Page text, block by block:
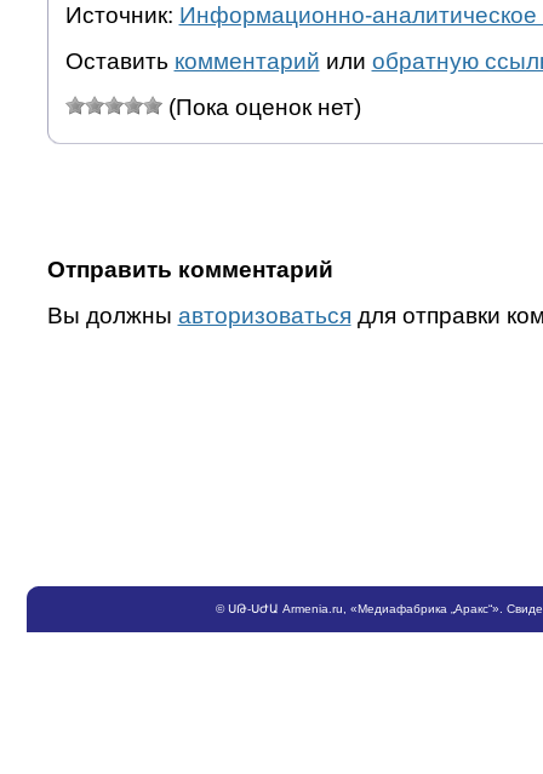
Источник: Информационно-аналитическое
Оставить комментарий или обратную
(Пока оценок нет)
Отправить комментарий
Вы должны авторизоваться для отправки
©ՍԹ-ՍԺԱ Armenia.ru , «Медиафабрика „Аракс“».